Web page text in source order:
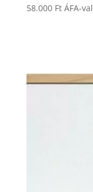
58.000 Ft ÁFA-val